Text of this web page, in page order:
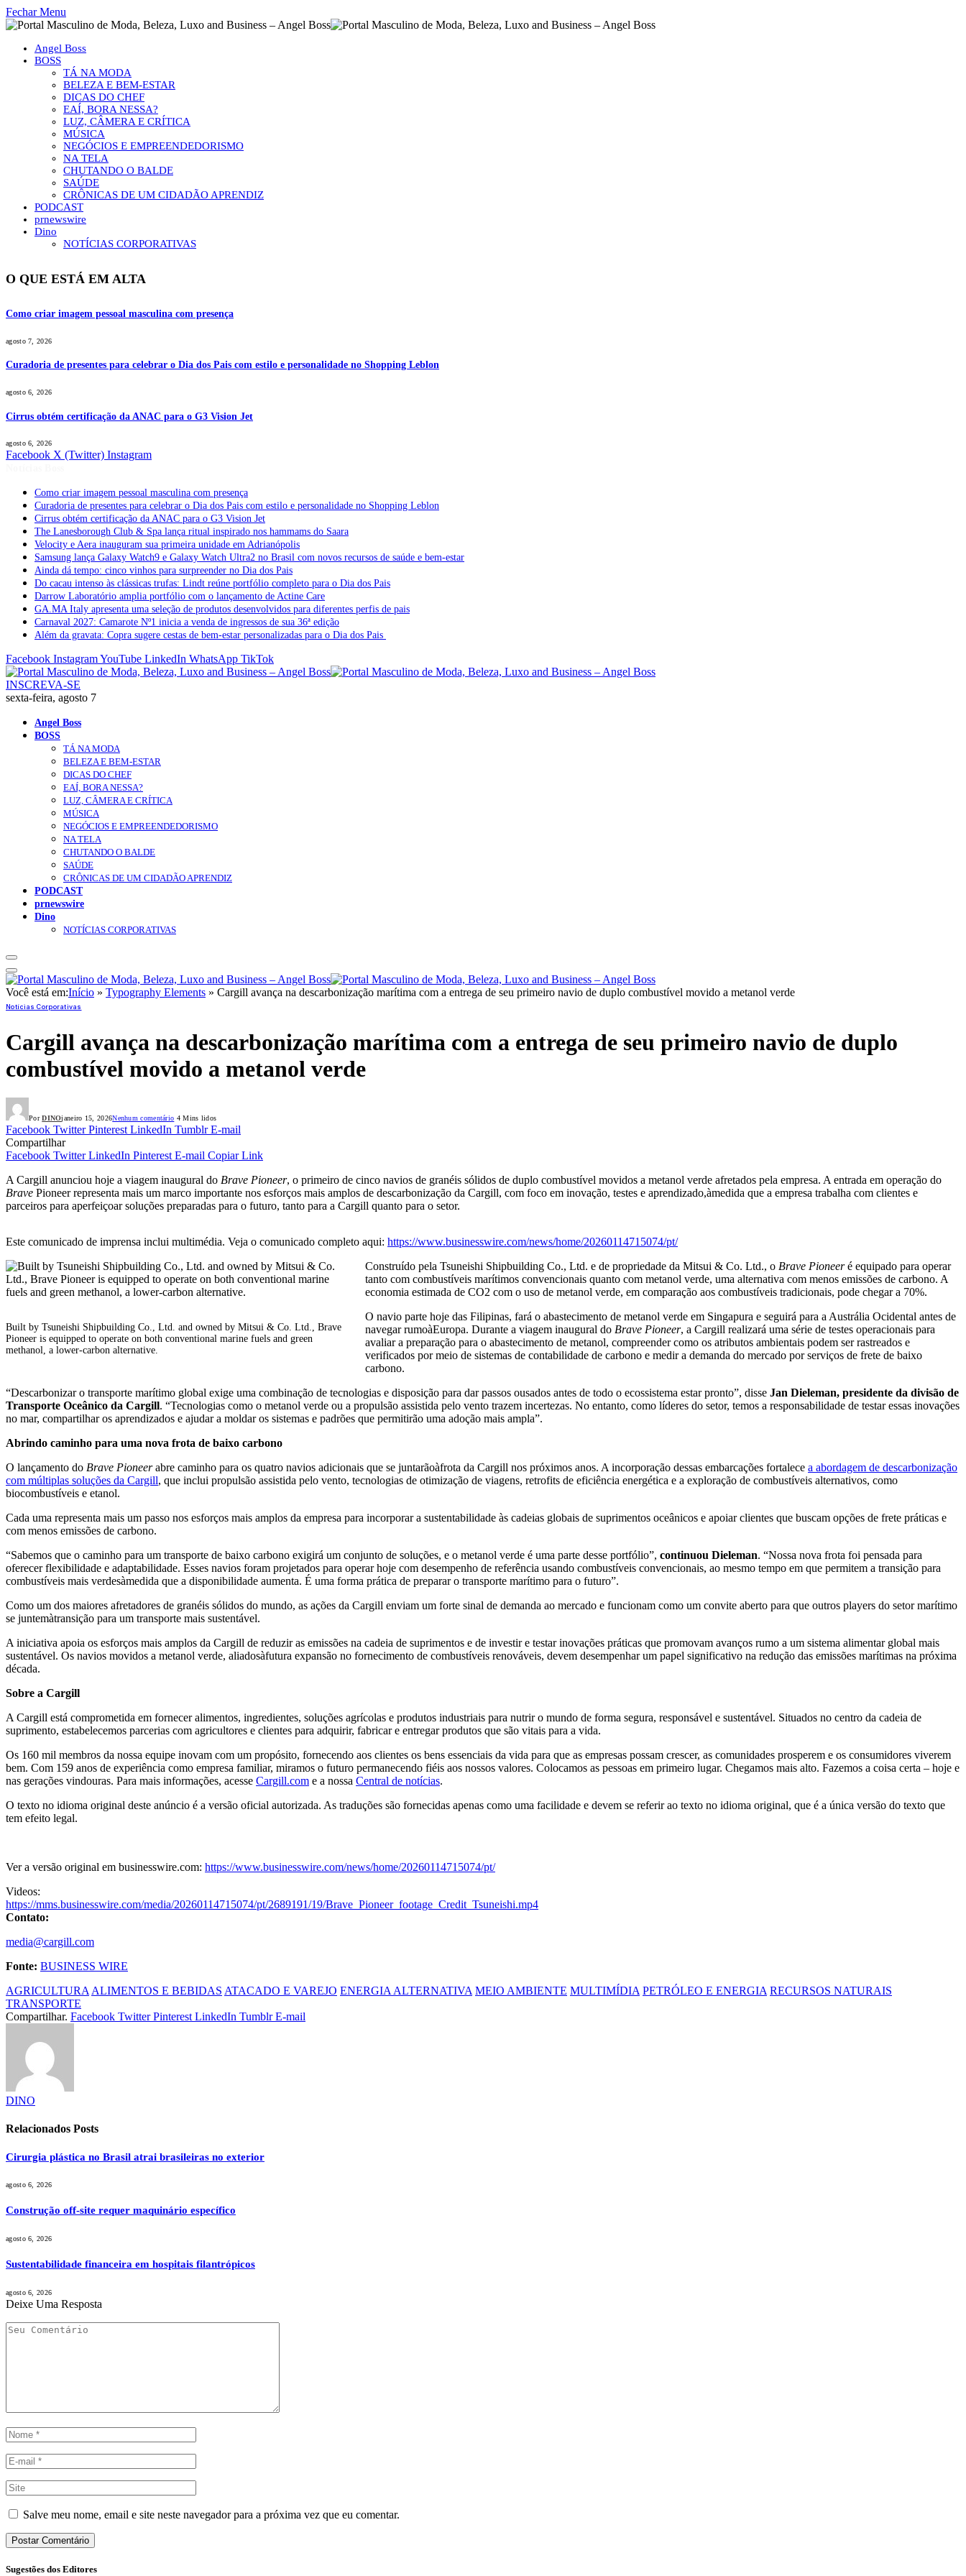
Fechar Menu
Angel Boss
BOSS
TÁ NA MODA
BELEZA E BEM-ESTAR
DICAS DO CHEF
EAÍ, BORA NESSA?
LUZ, CÂMERA E CRÍTICA
MÚSICA
NEGÓCIOS E EMPREENDEDORISMO
NA TELA
CHUTANDO O BALDE
SAÚDE
CRÔNICAS DE UM CIDADÃO APRENDIZ
PODCAST
prnewswire
Dino
NOTÍCIAS CORPORATIVAS
O QUE ESTÁ EM ALTA
Como criar imagem pessoal masculina com presença
agosto 7, 2026
Curadoria de presentes para celebrar o Dia dos Pais com estilo e personalidade no Shopping Leblon
agosto 6, 2026
Cirrus obtém certificação da ANAC para o G3 Vision Jet
agosto 6, 2026
Facebook X (Twitter) Instagram
Como criar imagem pessoal masculina com presença
Curadoria de presentes para celebrar o Dia dos Pais com estilo e personalidade no Shopping Leblon
Cirrus obtém certificação da ANAC para o G3 Vision Jet
The Lanesborough Club & Spa lança ritual inspirado nos hammams do Saara
Velocity e Aera inauguram sua primeira unidade em Adrianópolis
Samsung lança Galaxy Watch9 e Galaxy Watch Ultra2 no Brasil com novos recursos de saúde e bem-estar
Ainda dá tempo: cinco vinhos para surpreender no Dia dos Pais
Do cacau intenso às clássicas trufas: Lindt reúne portfólio completo para o Dia dos Pais
Darrow Laboratório amplia portfólio com o lançamento de Actine Care
GA.MA Italy apresenta uma seleção de produtos desenvolvidos para diferentes perfis de pais
Carnaval 2027: Camarote Nº1 inicia a venda de ingressos de sua 36ª edição
Além da gravata: Copra sugere cestas de bem-estar personalizadas para o Dia dos Pais
Facebook InstagramYouTube LinkedIn WhatsApp TikTok
INSCREVA-SE
sexta-feira, agosto 7
Angel Boss
BOSS
TÁ NA MODA
BELEZA E BEM-ESTAR
DICAS DO CHEF
EAÍ, BORA NESSA?
LUZ, CÂMERA E CRÍTICA
MÚSICA
NEGÓCIOS E EMPREENDEDORISMO
NA TELA
CHUTANDO O BALDE
SAÚDE
CRÔNICAS DE UM CIDADÃO APRENDIZ
PODCAST
prnewswire
Dino
NOTÍCIAS CORPORATIVAS
Você está em:Início » Typography Elements » Cargill avança na descarbonização marítima com a entrega de seu primeiro navio de duplo combustível movido a metanol verde
Notícias Corporativas
Cargill avança na descarbonização marítima com a entrega de seu primeiro navio de duplo
combustível movido a metanol verde
Por DINOjaneiro 15, 2026Nenhum comentário 4 Mins lidos
Facebook Twitter Pinterest LinkedIn Tumblr E-mail
Compartilhar
Facebook Twitter LinkedIn Pinterest E-mail Copiar Link
A Cargill anunciou hoje a viagem inaugural do Brave Pioneer, o primeiro de cinco navios de granéis sólidos de duplo combustível movidos a metanol verde afretados pela empresa. A entrada em operação do
Brave Pioneer representa mais um marco importante nos esforços mais amplos de descarbonização da Cargill, com foco em inovação, testes e aprendizado,àmedida que a empresa trabalha com clientes e
parceiros para aperfeiçoar soluções preparadas para o futuro, tanto para a Cargill quanto para o setor.
Este comunicado de imprensa inclui multimédia. Veja o comunicado completo aqui: https://www.businesswire.com/news/home/20260114715074/pt/
Built by Tsuneishi Shipbuilding Co., Ltd. and owned by Mitsui & Co. Ltd., Brave
Pioneer is equipped to operate on both conventional marine fuels and green
methanol, a lower-carbon alternative.
Construído pela Tsuneishi Shipbuilding Co., Ltd. e de propriedade da Mitsui & Co. Ltd., o Brave Pioneeré equipado para operar
tanto com combustíveis marítimos convencionais quanto com metanol verde, uma alternativa com menos emissões de carbono. A
economia estimada de CO2 com o uso de metanol verde, em comparação aos combustíveis tradicionais, pode chegar a 70%.
O navio parte hoje das Filipinas, fará o abastecimento de metanol verde em Singapura e seguirá para a Austrália Ocidental antes de
navegar rumoàEuropa. Durante a viagem inaugural do Brave Pioneer, a Cargill realizará uma série de testes operacionais para
avaliar a preparação para o abastecimento de metanol, compreender como os atributos ambientais podem ser rastreados e
verificados por meio de sistemas de contabilidade de carbono e medir a demanda do mercado por serviços de frete de baixo
carbono.
“Descarbonizar o transporte marítimo global exige uma combinação de tecnologias e disposição para dar passos ousados antes de todo o ecossistema estar pronto”, disse Jan Dieleman, presidente da divisão de
Transporte Oceânico da Cargill. “Tecnologias como o metanol verde ou a propulsão assistida pelo vento trazem incertezas. No entanto, como líderes do setor, temos a responsabilidade de testar essas inovações
no mar, compartilhar os aprendizados e ajudar a moldar os sistemas e padrões que permitirão uma adoção mais ampla”.
Abrindo caminho para uma nova frota de baixo carbono
O lançamento do Brave Pioneerabre caminho para os quatro navios adicionais que se juntarãoàfrota da Cargill nos próximos anos. A incorporação dessas embarcações fortalece a abordagem de descarbonização
com múltiplas soluções da Cargill, que inclui propulsão assistida pelo vento, tecnologias de otimização de viagens, retrofits de eficiência energética e a exploração de combustíveis alternativos, como
biocombustíveis e etanol.
Cada uma representa mais um passo nos esforços mais amplos da empresa para incorporar a sustentabilidade às cadeias globais de suprimentos oceânicos e apoiar clientes que buscam opções de frete práticas e
com menos emissões de carbono.
“Sabemos que o caminho para um transporte de baixo carbono exigirá um conjunto de soluções, e o metanol verde é uma parte desse portfólio”, continuou Dieleman. “Nossa nova frota foi pensada para
oferecer flexibilidade e adaptabilidade. Esses navios foram projetados para operar hoje com desempenho de referência usando combustíveis convencionais, ao mesmo tempo em que permitem a transição para
combustíveis mais verdesàmedida que a disponibilidade aumenta. É uma forma prática de preparar o transporte marítimo para o futuro”.
Como um dos maiores afretadores de granéis sólidos do mundo, as ações da Cargill enviam um forte sinal de demanda ao mercado e funcionam como um convite aberto para que outros players do setor marítimo
se juntemàtransição para um transporte mais sustentável.
A iniciativa apoia os esforços mais amplos da Cargill de reduzir as emissões na cadeia de suprimentos e de investir e testar inovações práticas que promovam avanços rumo a um sistema alimentar global mais
sustentável. Os navios movidos a metanol verde, aliadosàfutura expansão no fornecimento de combustíveis renováveis, devem desempenhar um papel significativo na redução das emissões marítimas na próxima
década.
Sobre a Cargill
A Cargill está comprometida em fornecer alimentos, ingredientes, soluções agrícolas e produtos industriais para nutrir o mundo de forma segura, responsável e sustentável. Situados no centro da cadeia de
suprimento, estabelecemos parcerias com agricultores e clientes para adquirir, fabricar e entregar produtos que são vitais para a vida.
Os 160 mil membros da nossa equipe inovam com um propósito, fornecendo aos clientes os bens essenciais da vida para que as empresas possam crescer, as comunidades prosperem e os consumidores viverem
bem. Com 159 anos de experiência como empresa familiar, miramos o futuro permanecendo fiéis aos nossos valores. Colocamos as pessoas em primeiro lugar. Chegamos mais alto. Fazemos a coisa certa – hoje e
nas gerações vindouras. Para mais informações, acesse Cargill.com e a nossa Central de notícias.
O texto no idioma original deste anúncio é a versão oficial autorizada. As traduções são fornecidas apenas como uma facilidade e devem se referir ao texto no idioma original, que é a única versão do texto que
tem efeito legal.
Ver a versão original em businesswire.com: https://www.businesswire.com/news/home/20260114715074/pt/
Videos:
https://mms.businesswire.com/media/20260114715074/pt/2689191/19/Brave_Pioneer_footage_Credit_Tsuneishi.mp4
Contato:
media@cargill.com
Fonte: BUSINESS WIRE
AGRICULTURA ALIMENTOS E BEBIDAS ATACADO E VAREJO ENERGIA ALTERNATIVA MEIO AMBIENTE MULTIMÍDIA PETRÓLEO E ENERGIA RECURSOS NATURAIS
TRANSPORTE
Compartilhar. Facebook Twitter Pinterest LinkedIn Tumblr E-mail
DINO
Relacionados Posts
Cirurgia plástica no Brasil atrai brasileiras no exterior
agosto 6, 2026
Construção off-site requer maquinário específico
agosto 6, 2026
Sustentabilidade financeira em hospitais filantrópicos
agosto 6, 2026
Deixe Uma Resposta
Salve meu nome, email e site neste navegador para a próxima vez que eu comentar.
Sugestões dos Editores